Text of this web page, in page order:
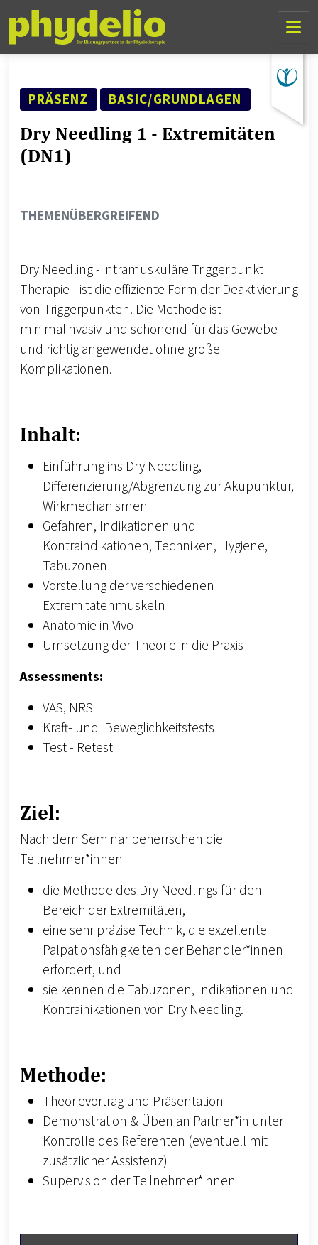
Skip LinksSkip to content
Skip to mobile navigation
Go to website search page
SEMINAR ART
PRÄSENZ FORTSCHRITTSLEVEL
BASIC/GRUNDLAGEN
Dry Needling 1 - Extremitäten
(DN1)
THEMENGEBIET
THEMENÜBERGREIFEND
Dry Needling - intramuskuläre Triggerpunkt
Therapie - ist die effiziente Form der Deaktivierung
von Triggerpunkten. Die Methode ist
minimalinvasiv und schonend für das Gewebe -
und richtig angewendet ohne große
Komplikationen.
Inhalt:
Einführung ins Dry Needling,
Differenzierung/Abgrenzung zur Akupunktur,
Wirkmechanismen
Gefahren, Indikationen und
Kontraindikationen, Techniken, Hygiene,
Tabuzonen
Vorstellung der verschiedenen
Extremitätenmuskeln
Anatomie in Vivo
Umsetzung der Theorie in die Praxis
Assessments:
VAS, NRS
Kraft- und Beweglichkeitstests
Test - Retest
Ziel:
Nach dem Seminar beherrschen die
Teilnehmer*innen
die Methode des Dry Needlings für den
Bereich der Extremitäten,
eine sehr präzise Technik, die exzellente
Palpationsfähigkeiten der Behandler*innen
erfordert, und
sie kennen die Tabuzonen, Indikationen und
Kontrainikationen von Dry Needling.
Methode:
Theorievortrag und Präsentation
Demonstration & Üben an Partner*in unter
Kontrolle des Referenten (eventuell mit
zusätzlicher Assistenz)
Supervision der Teilnehmer*innen